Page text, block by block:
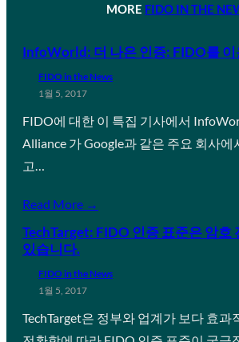
MORE FIDO IN THE
InfoWorld: 더 나은 인증: FIDO를 이
FIDO in the News
1월 5, 2017
FIDO에 대한 이 특집 기사에서
Alliance 가 Google과 같은 주요 회사
고…
Read More →
TechTarget: FIDO 인증 표준은 암호
있습니다.
FIDO in the News
1월 5, 2017
TechTarget은 정부와 업계가 보다 효과